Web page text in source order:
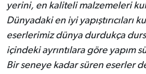
yerini, en kaliteli malzemeleri
Dünyadaki en iyi yapıştırıcıları
eserlerimiz dünya durdukça
içindeki ayrıntılara göre yapım
Bir seneye kadar süren eserler